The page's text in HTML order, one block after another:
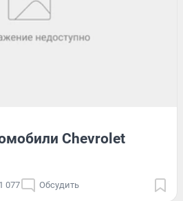
Chevrolet
1 077 Обсудить